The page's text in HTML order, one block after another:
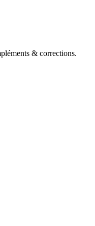
& corrections.